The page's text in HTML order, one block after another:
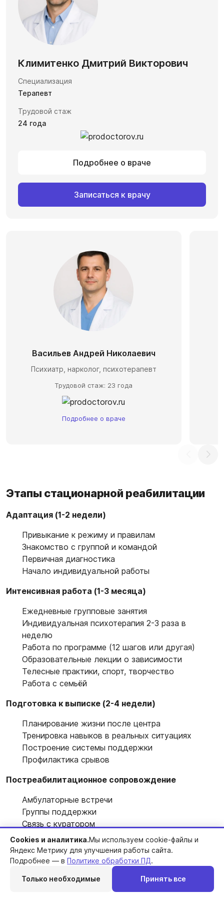
Климитенко Дмитрий Викторович
Специализация
Терапевт
Трудовой стаж
24 года
Подробнее о враче
Записаться к врачу
Васильев Андрей Николаевич
Психиатр, нарколог, психотерапевт
Трудовой стаж: 23 года
Подробнее о враче
Этапы стационарной реабилитации
Адаптация (1-2 недели)
Привыкание к режиму и правилам
Знакомство с группой и командой
Первичная диагностика
Начало индивидуальной работы
Интенсивная работа (1-3 месяца)
Ежедневные групповые занятия
Индивидуальная психотерапия 2-3 раза в
неделю
Работа по программе (12 шагов или другая)
Образовательные лекции о зависимости
Телесные практики, спорт, творчество
Работа с семьёй
Подготовка к выписке (2-4 недели)
Планирование жизни после центра
Тренировка навыков в реальных ситуациях
Построение системы поддержки
Профилактика срывов
Постреабилитационное сопровождение
Амбулаторные встречи
Группы поддержки
Связь с куратором
Возможность вернуться при кризисе
Как выбрать центр реабилитации
Cookies и аналитика.Мы используем cookie-файлы и
Яндекс Метрику для улучшения работы сайта.
Подробнее — в Политике обработки ПД.
Только необходимые Принять все